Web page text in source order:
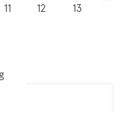
11
12
13